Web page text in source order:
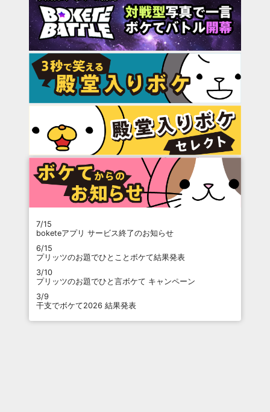
7/15
boketeアプリ サービス終了のお知らせ
6/15
プリッツのお題でひとことボケて結果発表
3/10
プリッツのお題でひと言ボケて キャンペーン
3/9
干支でボケて2026 結果発表